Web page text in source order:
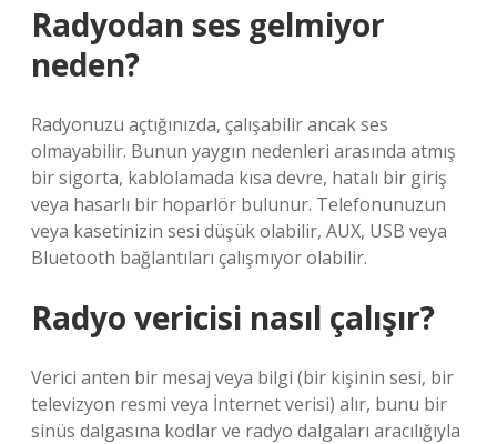
Radyodan ses gelmiyor
neden?
Radyonuzu açtığınızda, çalışabilir ancak ses
olmayabilir. Bunun yaygın nedenleri arasında atmış
bir sigorta, kablolamada kısa devre, hatalı bir giriş
veya hasarlı bir hoparlör bulunur. Telefonunuzun
veya kasetinizin sesi düşük olabilir, AUX, USB veya
Bluetooth bağlantıları çalışmıyor olabilir.
Radyo vericisi nasıl çalışır?
Verici anten bir mesaj veya bilgi (bir kişinin sesi, bir
televizyon resmi veya İnternet verisi) alır, bunu bir
sinüs dalgasına kodlar ve radyo dalgaları aracılığıyla